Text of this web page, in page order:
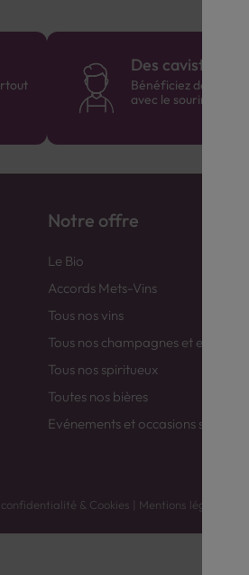
Des cavistes à
Bénéficiez de
avec le sourire :)
Notre offre
Le Bio
Accords Mets-Vins
Tous nos vins
Tous nos champagnes et
Tous nos spiritueux
Toutes nos bières
Evénements et occasions spéciales
& Cookies | Mentions légales